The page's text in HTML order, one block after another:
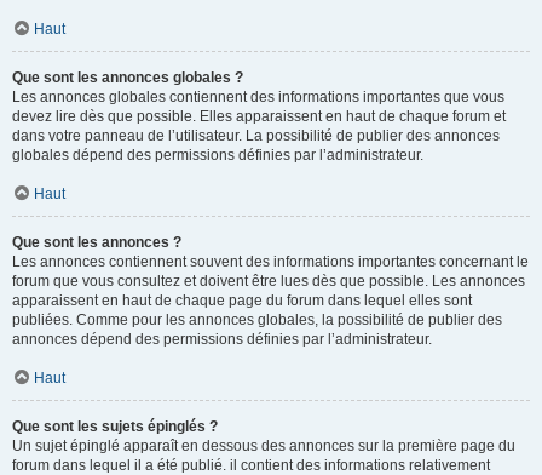
Haut
Que sont les annonces globales ?
Les annonces globales contiennent des informations importantes que vous
devez lire dès que possible. Elles apparaissent en haut de chaque forum et
dans votre panneau de l’utilisateur. La possibilité de publier des annonces
globales dépend des permissions définies par l’administrateur.
Haut
Que sont les annonces ?
Les annonces contiennent souvent des informations importantes concernant le
forum que vous consultez et doivent être lues dès que possible. Les annonces
apparaissent en haut de chaque page du forum dans lequel elles sont
publiées. Comme pour les annonces globales, la possibilité de publier des
annonces dépend des permissions définies par l’administrateur.
Haut
Que sont les sujets épinglés ?
Un sujet épinglé apparaît en dessous des annonces sur la première page du
forum dans lequel il a été publié. il contient des informations relativement